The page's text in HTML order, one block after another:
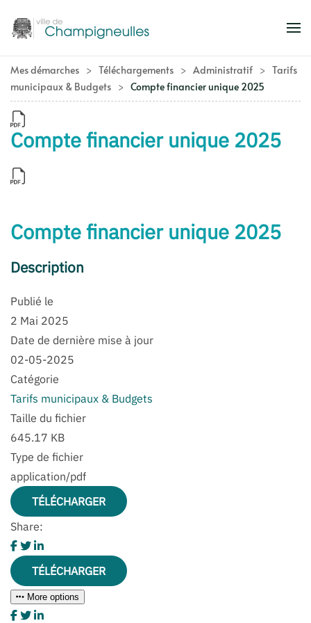
Accéder au contenu principal
Mes démarches Téléchargements Administratif
Tarifs
municipaux & Budgets
Compte financier unique 2025
Compte financier unique 2025
Compte financier unique 2025
Description
Publié le
2 Mai 2025
Date de dernière mise à jour
02-05-2025
Catégorie
Tarifs municipaux & Budgets
Taille du fichier
645.17 KB
Type de fichier
application/pdf
TÉLÉCHARGER
Share:
TÉLÉCHARGER
More options